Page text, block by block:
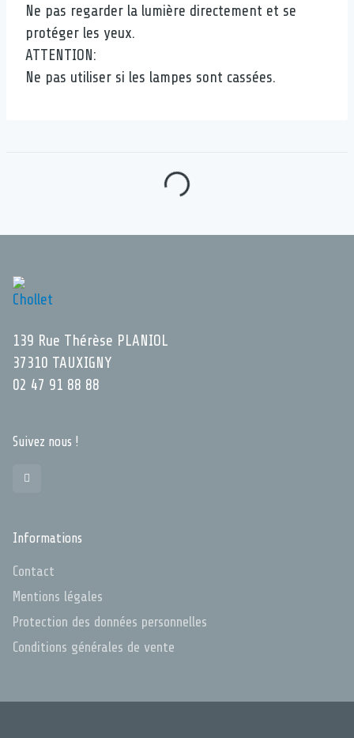
Ne pas regarder la lumière directement et se
protéger les yeux.
ATTENTION:
Ne pas utiliser si les lampes sont cassées.
139 Rue Thérèse PLANIOL
37310 TAUXIGNY
02 47 91 88 88
Suivez nous !
Informations
Contact
Mentions légales
Protection des données personnelles
Conditions générales de vente